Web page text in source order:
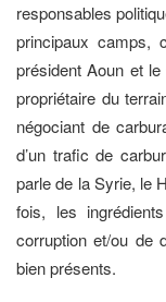
responsables
principaux camps,
président Aoun et
propriétaire du
négociant de
d’un trafic de
parle de la Syrie, le
fois, les
corruption et/ou de
bien présents.